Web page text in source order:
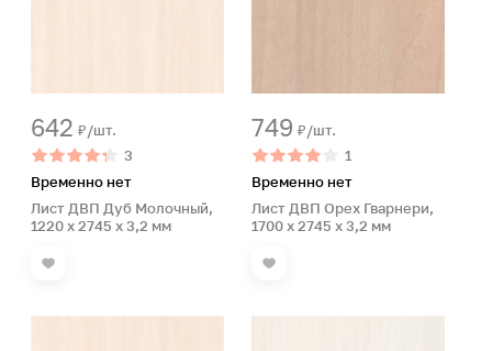
642 ₽/шт.
3
Временно нет
Лист ДВП Дуб Молочный,
1220 x 2745 x 3,2 мм
749 ₽/шт.
1
Временно нет
Лист ДВП Орех Гварнери,
1700 x 2745 x 3,2 мм